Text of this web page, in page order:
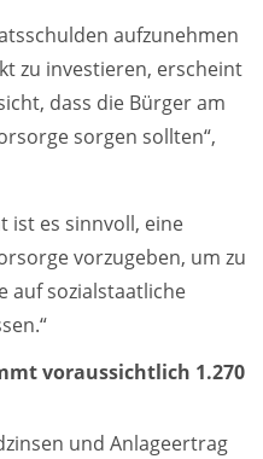
aufzunehmen
zu investieren, erscheint
dass die Bürger am
sorgen sollten“,
ist es sinnvoll, eine
vorzugeben, um zu
auf sozialstaatliche
voraussichtlich 1.270
und Anlageertrag